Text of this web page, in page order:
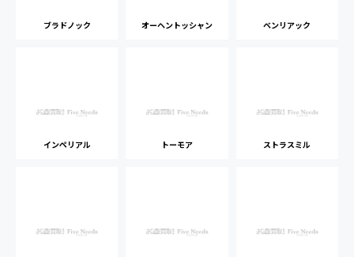
ブラドノック オーヘントッシャン ベンリアック
インペリアル トーモア ストラスミル